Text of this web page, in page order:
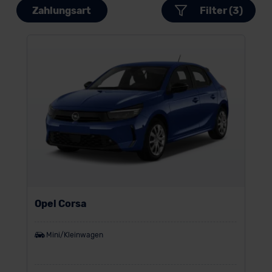
Zahlungsart Filter (3)
Opel Corsa
Mini/Kleinwagen